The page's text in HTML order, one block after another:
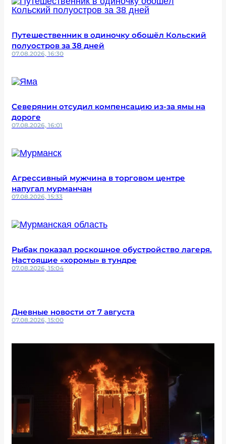
Путешественник в одиночку обошёл Кольский
полуостров за 38 дней
07.08.2026, 16:30
Северянин отсудил компенсацию из-за ямы на
дороге
07.08.2026, 16:01
Агрессивный мужчина в торговом центре
напугал мурманчан
07.08.2026, 15:33
Рыбак показал роскошное обустройство лагеря.
Настоящие «хоромы» в тундре
07.08.2026, 15:04
Дневные новости от 7 августа
07.08.2026, 15:00